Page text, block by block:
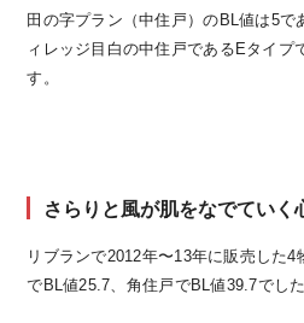
田の字プラン（中住戸）のBL値は5で
ィレッジ目白の中住戸であるEタイプ
す。
さらりと風が肌をなでていく
リブランで2012年〜13年に販売した
でBL値25.7、角住戸でBL値39.7でした